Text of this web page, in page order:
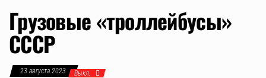
Грузовые «троллейбусы»
СССР
23 августа 2023 Выкл.